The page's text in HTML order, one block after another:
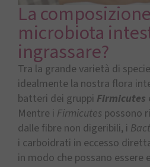
La
microbiota
ingrassare?
Tra la grande varietà di
idealmente la nostra flora
batteri dei gruppi Firmicutes
Mentre i Firmicutes possono
dalle fibre non digeribili, i
i carboidrati in eccesso
in modo che possano essere